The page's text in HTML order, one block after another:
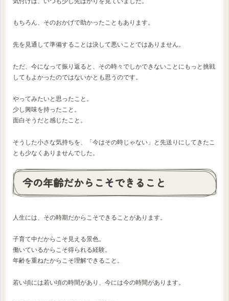
もちろん、そのおかげで助かったこともあります。
先を見通して準備することは決して悪いことではありません。
ただ、今になって振り返ると、その時々でしかできないことにもっと挑戦
してもよかったのではないかとも思うのです。
やってみたいと思ったこと。
少し興味を持ったこと。
面白そうだと感じたこと。
そうした小さな気持ちを、「今はその時じゃない」と先送りにしてきたこ
とも少なくありませんでした。
今の年齢だからこそできること
人生には、その時期だからこそできることがあります。
子育て中だからこそ見える景色。
働いているからこそ得られる経験。
年齢を重ねたからこそ理解できること。
若い頃には若い頃の時間があり、今には今の時間があります。